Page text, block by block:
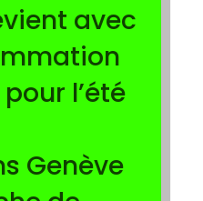
avec
l’été
Genève
EN PLEIN AIR ! <3